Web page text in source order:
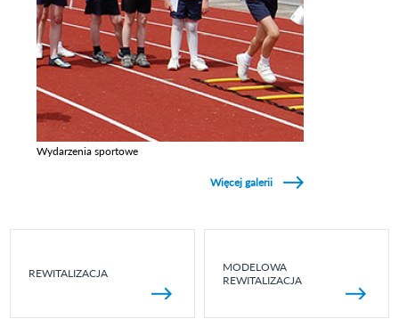
Wydarzenia sportowe
Więcej galerii
REWITALIZACJA
MODELOWA
REWITALIZACJA